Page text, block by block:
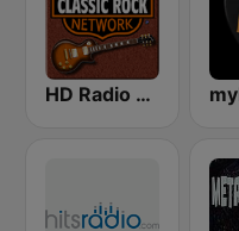
HD Radio - Classic Rock